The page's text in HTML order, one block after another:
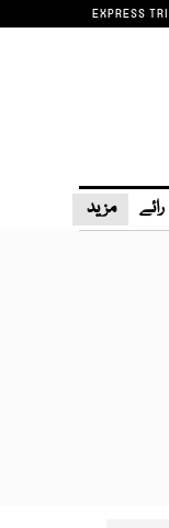
EXPRESS
رائے مزید